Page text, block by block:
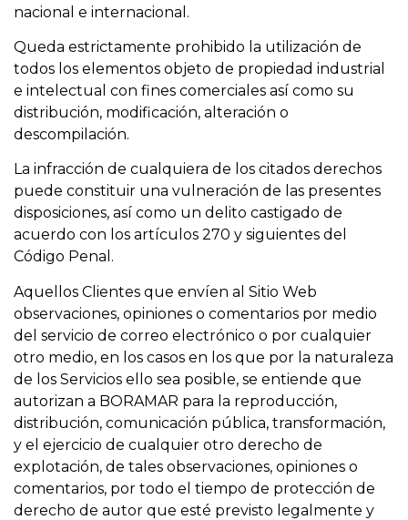
nacional e internacional.
Queda estrictamente prohibido la utilización de
todos los elementos objeto de propiedad industrial
e intelectual con fines comerciales así como su
distribución, modificación, alteración o
descompilación.
La infracción de cualquiera de los citados derechos
puede constituir una vulneración de las presentes
disposiciones, así como un delito castigado de
acuerdo con los artículos 270 y siguientes del
Código Penal.
Aquellos Clientes que envíen al Sitio Web
observaciones, opiniones o comentarios por medio
del servicio de correo electrónico o por cualquier
otro medio, en los casos en los que por la naturaleza
de los Servicios ello sea posible, se entiende que
autorizan a BORAMAR para la reproducción,
distribución, comunicación pública, transformación,
y el ejercicio de cualquier otro derecho de
explotación, de tales observaciones, opiniones o
comentarios, por todo el tiempo de protección de
derecho de autor que esté previsto legalmente y